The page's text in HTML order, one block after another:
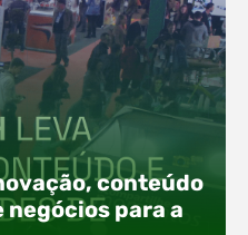
a produtividade, a
nas empresas do
da Informação
realiza a edição
conteúdo
para a